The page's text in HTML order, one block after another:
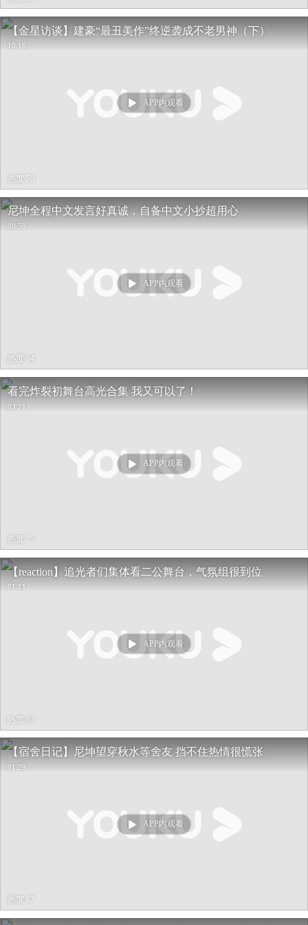
【金星访谈】建豪“最丑美作”终逆袭成不老男神（下）
10:16
APP内观看
热度 58
尼坤全程中文发言好真诚，自备中文小抄超用心
00:50
APP内观看
热度 64
看完炸裂初舞台高光合集 我又可以了！
03:21
APP内观看
热度 75
【reaction】追光者们集体看二公舞台，气氛组很到位
01:11
APP内观看
热度 63
【宿舍日记】尼坤望穿秋水等舍友 挡不住热情很慌张
01:29
APP内观看
热度 67